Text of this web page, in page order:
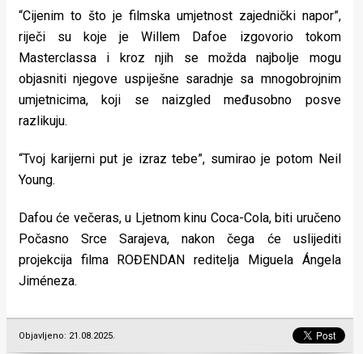
“Cijenim to što je filmska umjetnost zajednički napor”,
riječi su koje je Willem Dafoe izgovorio tokom
Masterclassa i kroz njih se možda najbolje mogu
objasniti njegove uspiješne saradnje sa mnogobrojnim
umjetnicima, koji se naizgled međusobno posve
razlikuju.
“Tvoj karijerni put je izraz tebe”, sumirao je potom Neil
Young.
Dafou će večeras, u Ljetnom kinu Coca-Cola, biti uručeno
Počasno Srce Sarajeva, nakon čega će uslijediti
projekcija filma ROĐENDAN reditelja Miguela Ángela
Jiméneza.
Objavljeno: 21.08.2025.